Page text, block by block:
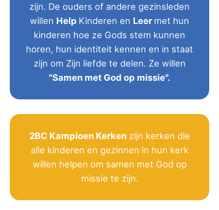
zijn. De ouders of andere gezinsleden
willen Help Kinderen en Leermet hun
kinderen hoe ze Gods stem kunnen
horen, hun identiteit kennen en in staat
zijn om Zijn liefde te delen. Ze willen
"Samen met God op missie".
2BC Kampioen Kerkenzijn kerken die
alle kinderen en gezinnen in hun kerk
willen helpen om samen met God op
missie te zijn.